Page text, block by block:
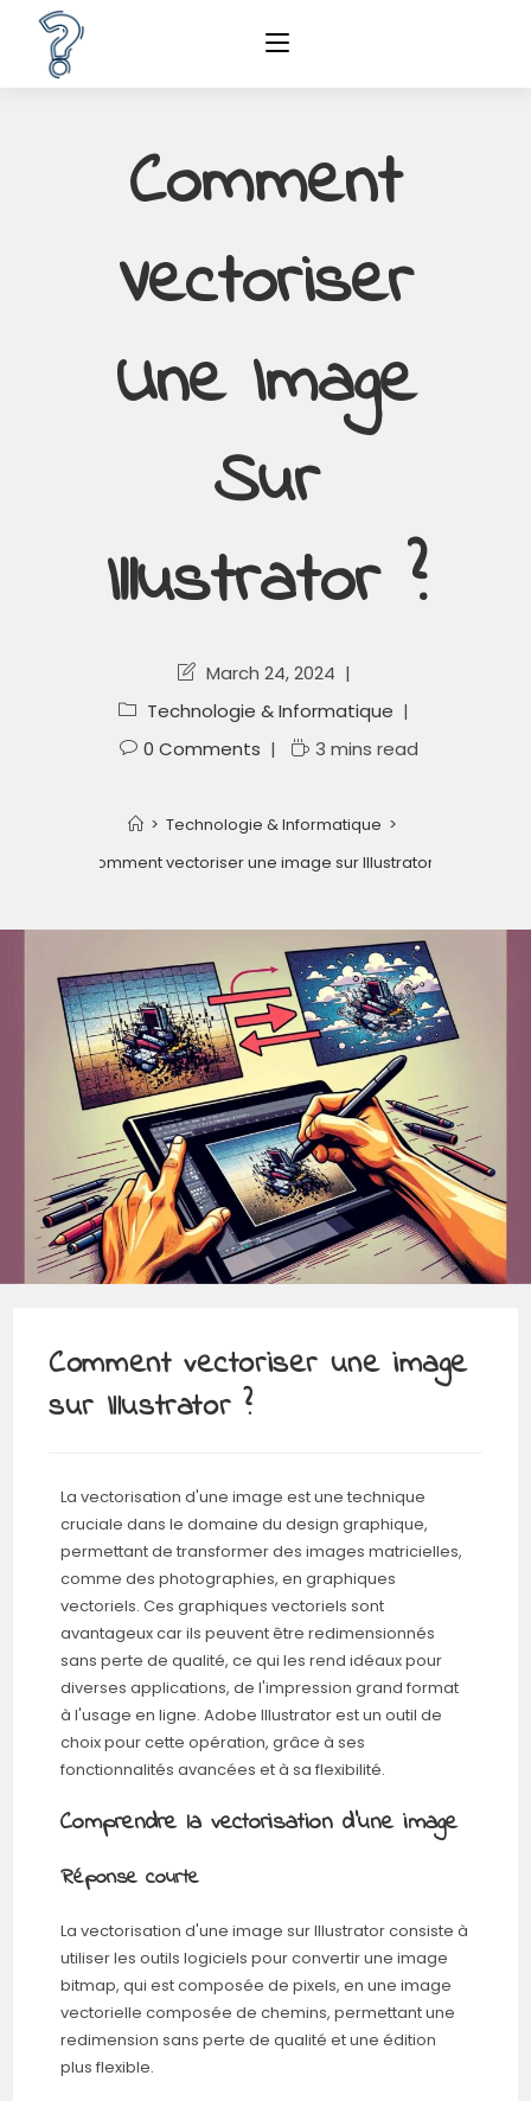
Comment
Vectoriser
Une Image
Sur
Illustrator ?
March 24, 2024
Technologie & Informatique
0 Comments
3 mins read
> Technologie & Informatique >
Comment vectoriser une image sur Illustrator ?
Comment vectoriser une image
sur Illustrator ?
La vectorisation d'une image est une technique
cruciale dans le domaine du design graphique,
permettant de transformer des images matricielles,
comme des photographies, en graphiques
vectoriels. Ces graphiques vectoriels sont
avantageux car ils peuvent être redimensionnés
sans perte de qualité, ce qui les rend idéaux pour
diverses applications, de l'impression grand format
à l'usage en ligne. Adobe Illustrator est un outil de
choix pour cette opération, grâce à ses
fonctionnalités avancées et à sa flexibilité.
Comprendre la vectorisation d'une image
Réponse courte
La vectorisation d'une image sur Illustrator consiste à
utiliser les outils logiciels pour convertir une image
bitmap, qui est composée de pixels, en une image
vectorielle composée de chemins, permettant une
redimension sans perte de qualité et une édition
plus flexible.